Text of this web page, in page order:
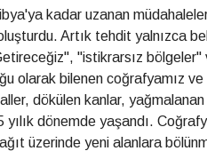
kadar uzanan
Artık tehdit yalnızca
"istikrarsız bölgeler"
olarak bilenen coğrafyamız
dökülen kanlar,
dönemde yaşandı.
üzerinde yeni alanlara